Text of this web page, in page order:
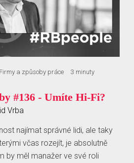
Firmy a způsoby práce
3 minuty
#136 - Umíte Hi-Fi?
Vrba
najímat správné lidi, ale taky
včas rozejít, je absolutně
by měl manažer ve své roli